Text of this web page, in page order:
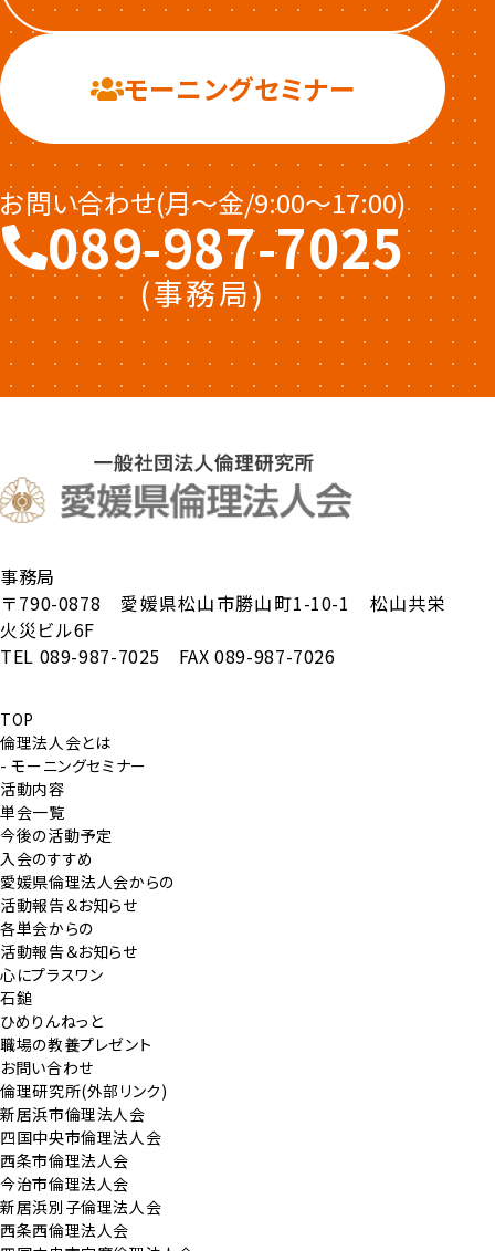
モーニングセミナー
お問い合わせ(月〜金/9:00〜17:00)
089-987-7025
(事務局)
事務局
〒790-0878 愛媛県松山市勝山町1-10-1 松山共栄
火災ビル6F
TEL 089-987-7025 FAX 089-987-7026
TOP
倫理法人会とは
- モーニングセミナー
活動内容
単会一覧
今後の活動予定
入会のすすめ
愛媛県倫理法人会からの
活動報告＆お知らせ
各単会からの
活動報告＆お知らせ
心にプラスワン
石鎚
ひめりんねっと
職場の教養プレゼント
お問い合わせ
倫理研究所(外部リンク)
新居浜市倫理法人会
四国中央市倫理法人会
西条市倫理法人会
今治市倫理法人会
新居浜別子倫理法人会
西条西倫理法人会